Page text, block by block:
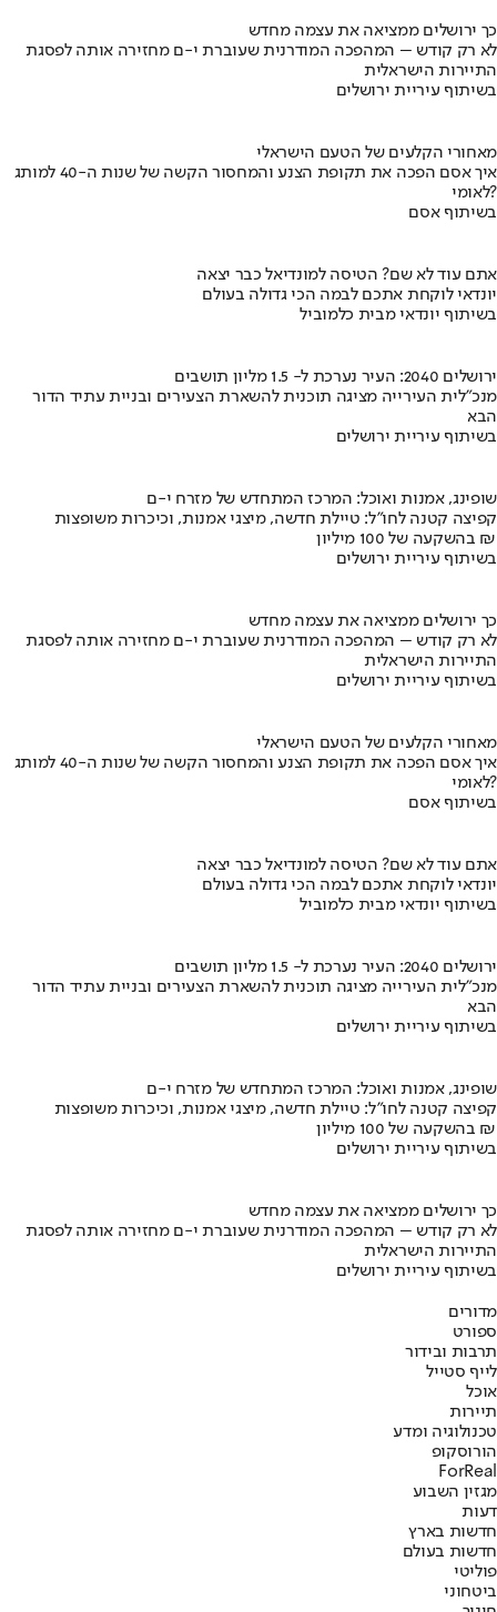
כך ירושלים ממציאה את עצמה מחדש
לא רק קודש – המהפכה המודרנית שעוברת י-ם מחזירה אותה לפסגת
התיירות הישראלית
בשיתוף עיריית ירושלים
מאחורי הקלעים של הטעם הישראלי
איך אסם הפכה את תקופת הצנע והמחסור הקשה של שנות ה-40 למותג
לאומי?
בשיתוף אסם
אתם עוד לא שם? הטיסה למונדיאל כבר יצאה
יונדאי לוקחת אתכם לבמה הכי גדולה בעולם
בשיתוף יונדאי מבית כלמוביל
ירושלים 2040: העיר נערכת ל- 1.5 מליון תושבים
מנכ"לית העירייה מציגה תוכנית להשארת הצעירים ובניית עתיד הדור
הבא
בשיתוף עיריית ירושלים
שופינג, אמנות ואוכל: המרכז המתחדש של מזרח י-ם
קפיצה קטנה לחו"ל: טיילת חדשה, מיצגי אמנות, וכיכרות משופצות
בהשקעה של 100 מיליון ₪
בשיתוף עיריית ירושלים
כך ירושלים ממציאה את עצמה מחדש
לא רק קודש – המהפכה המודרנית שעוברת י-ם מחזירה אותה לפסגת
התיירות הישראלית
בשיתוף עיריית ירושלים
מאחורי הקלעים של הטעם הישראלי
איך אסם הפכה את תקופת הצנע והמחסור הקשה של שנות ה-40 למותג
לאומי?
בשיתוף אסם
אתם עוד לא שם? הטיסה למונדיאל כבר יצאה
יונדאי לוקחת אתכם לבמה הכי גדולה בעולם
בשיתוף יונדאי מבית כלמוביל
ירושלים 2040: העיר נערכת ל- 1.5 מליון תושבים
מנכ"לית העירייה מציגה תוכנית להשארת הצעירים ובניית עתיד הדור
הבא
בשיתוף עיריית ירושלים
שופינג, אמנות ואוכל: המרכז המתחדש של מזרח י-ם
קפיצה קטנה לחו"ל: טיילת חדשה, מיצגי אמנות, וכיכרות משופצות
בהשקעה של 100 מיליון ₪
בשיתוף עיריית ירושלים
כך ירושלים ממציאה את עצמה מחדש
לא רק קודש – המהפכה המודרנית שעוברת י-ם מחזירה אותה לפסגת
התיירות הישראלית
בשיתוף עיריית ירושלים
מדורים
ספורט
תרבות ובידור
לייף סטייל
אוכל
תיירות
טכנולוגיה ומדע
הורוסקופ
ForReal
מגזין השבוע
דעות
חדשות בארץ
חדשות בעולם
פוליטי
ביטחוני